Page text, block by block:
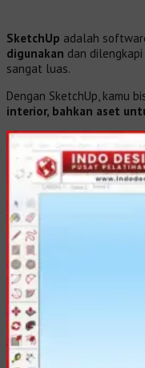
SketchUp adalah
digunakan dan
sangat luas.
Dengan SketchUp, kamu
interior, bahkan aset